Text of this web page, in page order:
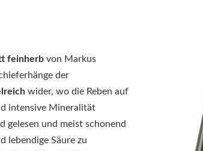
feinherb von Markus
der
wider, wo die Reben auf
intensive Mineralität
gelesen und meist schonend
lebendige Säure zu